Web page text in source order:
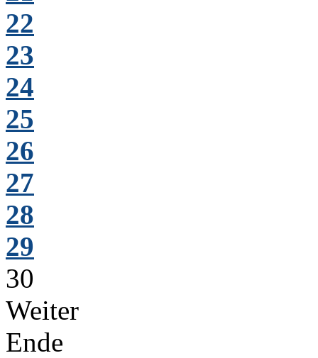
22
23
24
25
26
27
28
29
30
Weiter
Ende